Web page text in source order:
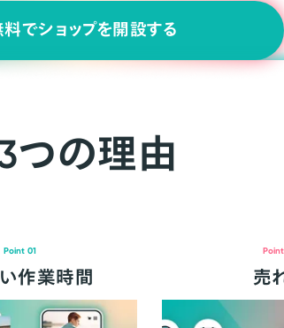
料でショップを開設する
つの理由
Point 01
作業時間 売